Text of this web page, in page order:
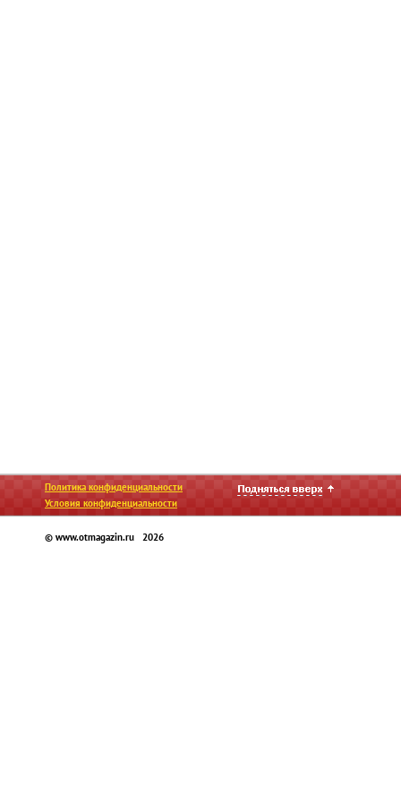
Политика конфиденциальности
Условия конфиденциальности
© www.otmagazin.ru 2026